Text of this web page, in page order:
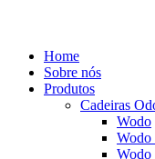
Home
Sobre nós
Produtos
Cadeiras
Wodo
Wodo